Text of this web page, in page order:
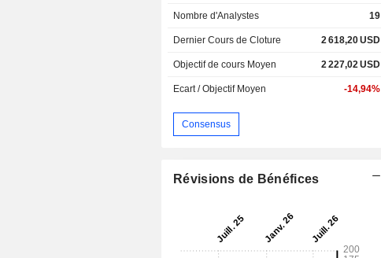
Nombre d'Analystes 19
Dernier Cours de Cloture 2 618,20USD
Objectif de cours Moyen 2 227,02USD
Ecart / Objectif Moyen -14,94%
Consensus
Révisions de Bénéfices